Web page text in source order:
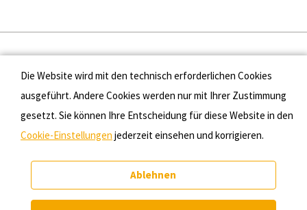
Presse
Kontakt
Datenschutz
Cookie-Einstellungen
Die Website wird mit den technisch erforderlichen Cookies
ausgeführt. Andere Cookies werden nur mit Ihrer Zustimmung
gesetzt. Sie können Ihre Entscheidung für diese Website in den
Cookie-Einstellungen jederzeit einsehen und korrigieren.
Ablehnen